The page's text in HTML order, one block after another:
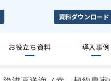
資料ダウンロード
お役立ち資料 導入事例